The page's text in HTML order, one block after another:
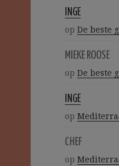
INGE
op De beste
MIEKE ROOSE
op De beste
INGE
op
CHEF
op